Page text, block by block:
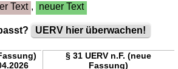
Text , neuer Text
UERV hier überwachen!
§ 31 UERV n.F. (neue
Fassung)